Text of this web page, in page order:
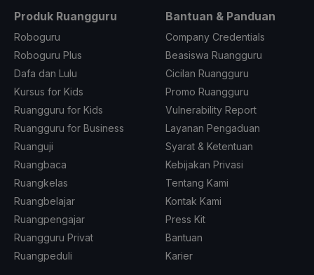
Produk Ruangguru
Roboguru
Roboguru Plus
Dafa dan Lulu
Kursus for Kids
Ruangguru for Kids
Ruangguru for Business
Ruanguji
Ruangbaca
Ruangkelas
Ruangbelajar
Ruangpengajar
Ruangguru Privat
Ruangpeduli
Bantuan & Panduan
Company Credentials
Beasiswa Ruangguru
Cicilan Ruangguru
Promo Ruangguru
Vulnerability Report
Layanan Pengaduan
Syarat & Ketentuan
Kebijakan Privasi
Tentang Kami
Kontak Kami
Press Kit
Bantuan
Karier